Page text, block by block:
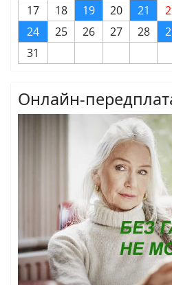
17
18 19 20 21
24
25 26 27 28
31
Онлайн-